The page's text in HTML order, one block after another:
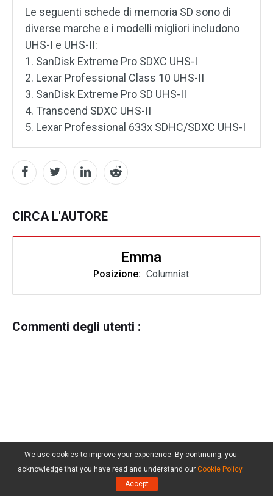
Le seguenti schede di memoria SD sono di
diverse marche e i modelli migliori includono
UHS-I e UHS-II:
1. SanDisk Extreme Pro SDXC UHS-I
2. Lexar Professional Class 10 UHS-II
3. SanDisk Extreme Pro SD UHS-II
4. Transcend SDXC UHS-II
5. Lexar Professional 633x SDHC/SDXC UHS-I
CIRCA L'AUTORE
Emma
Posizione: Columnist
Commenti degli utenti :
We use cookies to improve your experience. By continuing, you
acknowledge that you have read and understand our Cookie Policy.
Accept